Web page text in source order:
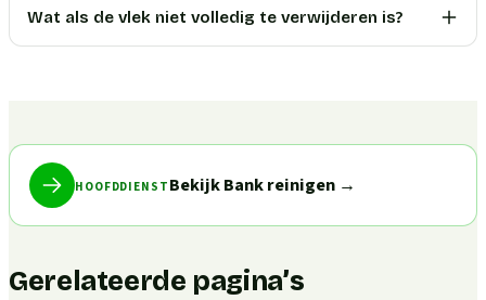
Wat als de vlek niet volledig te verwijderen is?
HOOFDDIENST Bekijk Bank reinigen→
Gerelateerde pagina’s